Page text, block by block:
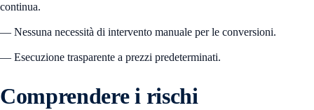
continua.
— Nessuna necessità di intervento manuale per le conversioni.
— Esecuzione trasparente a prezzi predeterminati.
Comprendere i rischi